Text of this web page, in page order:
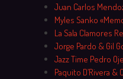
Juan Carlos
Myles Sanko
La Sala Clamores
Jorge Pardo & Gil
Jazz Time Pedro
Paquito D’Rivera